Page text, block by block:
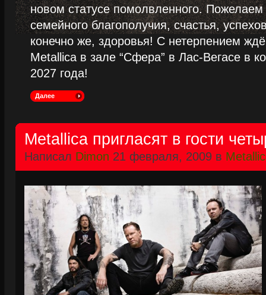
новом статусе помолвленного.
семейного благополучия, счастья,
конечно же, здоровья! С нетерпением
Metallica в зале “Сфера” в Лас-Вегасе в
2027 года!
Далее
Metallica пригласят в гости
Написал Dimon 21 февраля, 2009 в